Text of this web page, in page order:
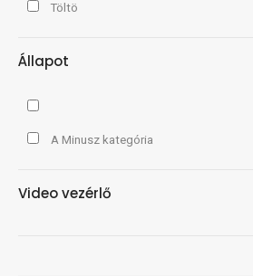
Töltö
Állapot
A Minusz kategória
Video vezérlő